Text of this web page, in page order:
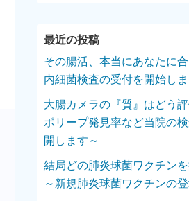
その腸活、本当にあなたに
内細菌検査の受付を開始しま
大腸カメラの『質』はどう
ポリープ発見率など当院の
開します～
結局どの肺炎球菌ワクチン
～新規肺炎球菌ワクチンの